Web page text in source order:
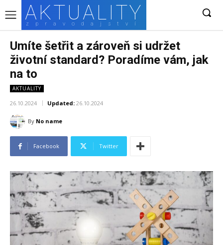
AKTUALITY
zpravodajství
Umíte šetřit a zároveň si udržet
životní standard? Poradíme vám, jak
na to
AKTUALITY
26.10.2024 Updated: 26.10.2024
By No name
Facebook Twitter